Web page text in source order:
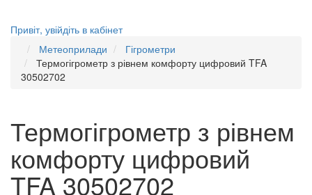
Привіт, увійдіть в кабінет
Метеоприлади
Гігрометри
Термогігрометр з рівнем комфорту цифровий TFA
30502702
Термогігрометр з рівнем
комфорту цифровий
TFA 30502702